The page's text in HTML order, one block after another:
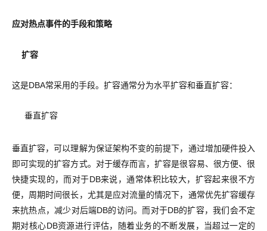
应对热点事件的手段和策略
扩容
这是DBA常采用的手段。扩容通常分为水平扩容和垂直扩容：
垂直扩容
垂直扩容，可以理解为保证架构不变的前提下，通过增加硬件投入
即可实现的扩容方式。对于缓存而言，扩容是很容易、很方便、很
快捷实现的，而对于DB来说，通常体积比较大，扩容起来很不方
便，周期时间很长，尤其是应对流量的情况下，通常优先扩容缓存
来抗热点，减少对后端DB的访问。而对于DB的扩容，我们会不定
期对核心DB资源进行评估，随着业务的不断发展，当超过一定的